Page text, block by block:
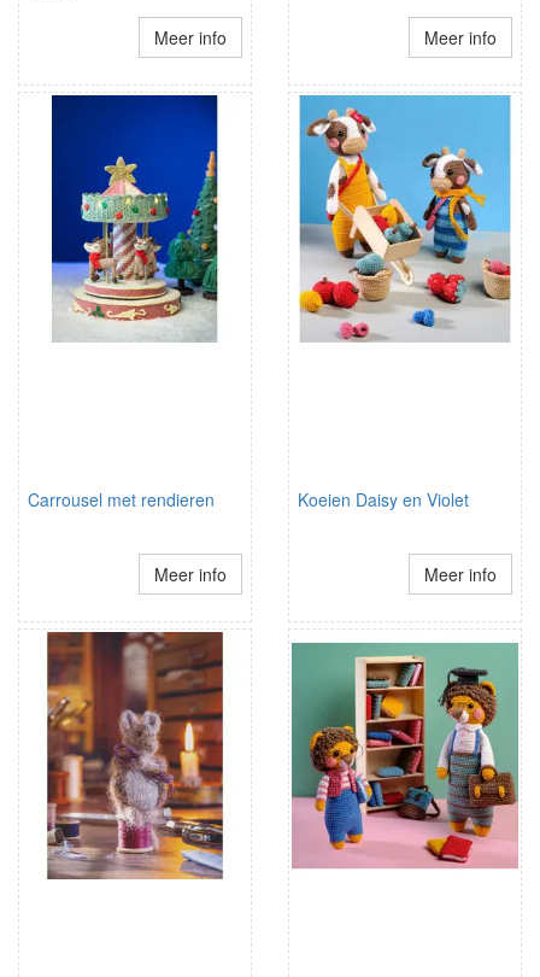
Meer info Meer info
Carrousel met rendieren
Meer info
Koeien Daisy en Violet
Meer info